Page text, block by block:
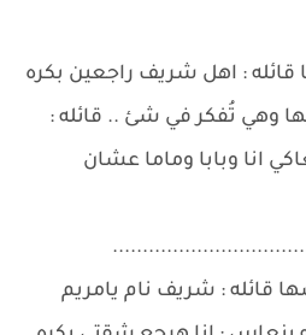
قائله : اهل شريف راجعين بكره
وهي تُفكر في شئ .. قائله :
انا وبابا وماما عشان
قائله : شريف نام يامريم